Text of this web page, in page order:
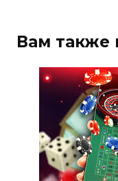
Вам также